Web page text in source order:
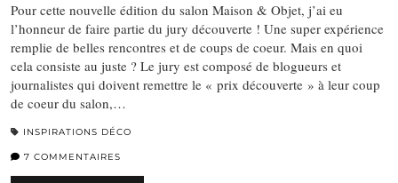
Pour cette nouvelle édition du salon Maison & Objet, j’ai eu
l’honneur de faire partie du jury découverte ! Une super expérience
remplie de belles rencontres et de coups de coeur. Mais en quoi
cela consiste au juste ? Le jury est composé de blogueurs et
journalistes qui doivent remettre le « prix découverte » à leur coup
de coeur du salon,…
INSPIRATIONS DÉCO
7 COMMENTAIRES